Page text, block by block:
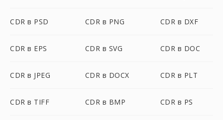
CDR в PSD CDR в PNG CDR в DXF
CDR в EPS CDR в SVG CDR в DOC
CDR в JPEG CDR в DOCX CDR в PLT
CDR в TIFF CDR в BMP CDR в PS